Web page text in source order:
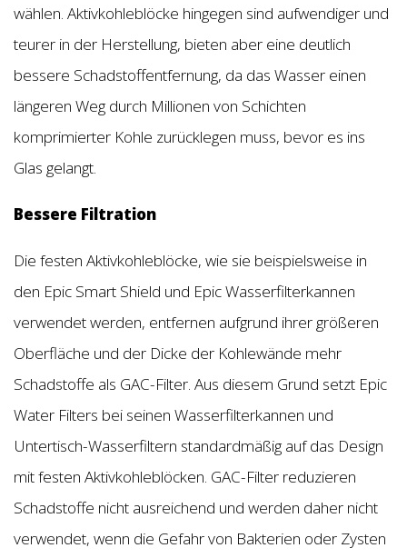
wählen. Aktivkohleblöcke hingegen sind aufwendiger und
teurer in der Herstellung, bieten aber eine deutlich
bessere Schadstoffentfernung, da das Wasser einen
längeren Weg durch Millionen von Schichten
komprimierter Kohle zurücklegen muss, bevor es ins
Glas gelangt.
Bessere Filtration
Die festen Aktivkohleblöcke, wie sie beispielsweise in
den Epic Smart Shield und Epic Wasserfilterkannen
verwendet werden, entfernen aufgrund ihrer größeren
Oberfläche und der Dicke der Kohlewände mehr
Schadstoffe als GAC-Filter. Aus diesem Grund setzt Epic
Water Filters bei seinen Wasserfilterkannen und
Untertisch-Wasserfiltern standardmäßig auf das Design
mit festen Aktivkohleblöcken. GAC-Filter reduzieren
Schadstoffe nicht ausreichend und werden daher nicht
verwendet, wenn die Gefahr von Bakterien oder Zysten